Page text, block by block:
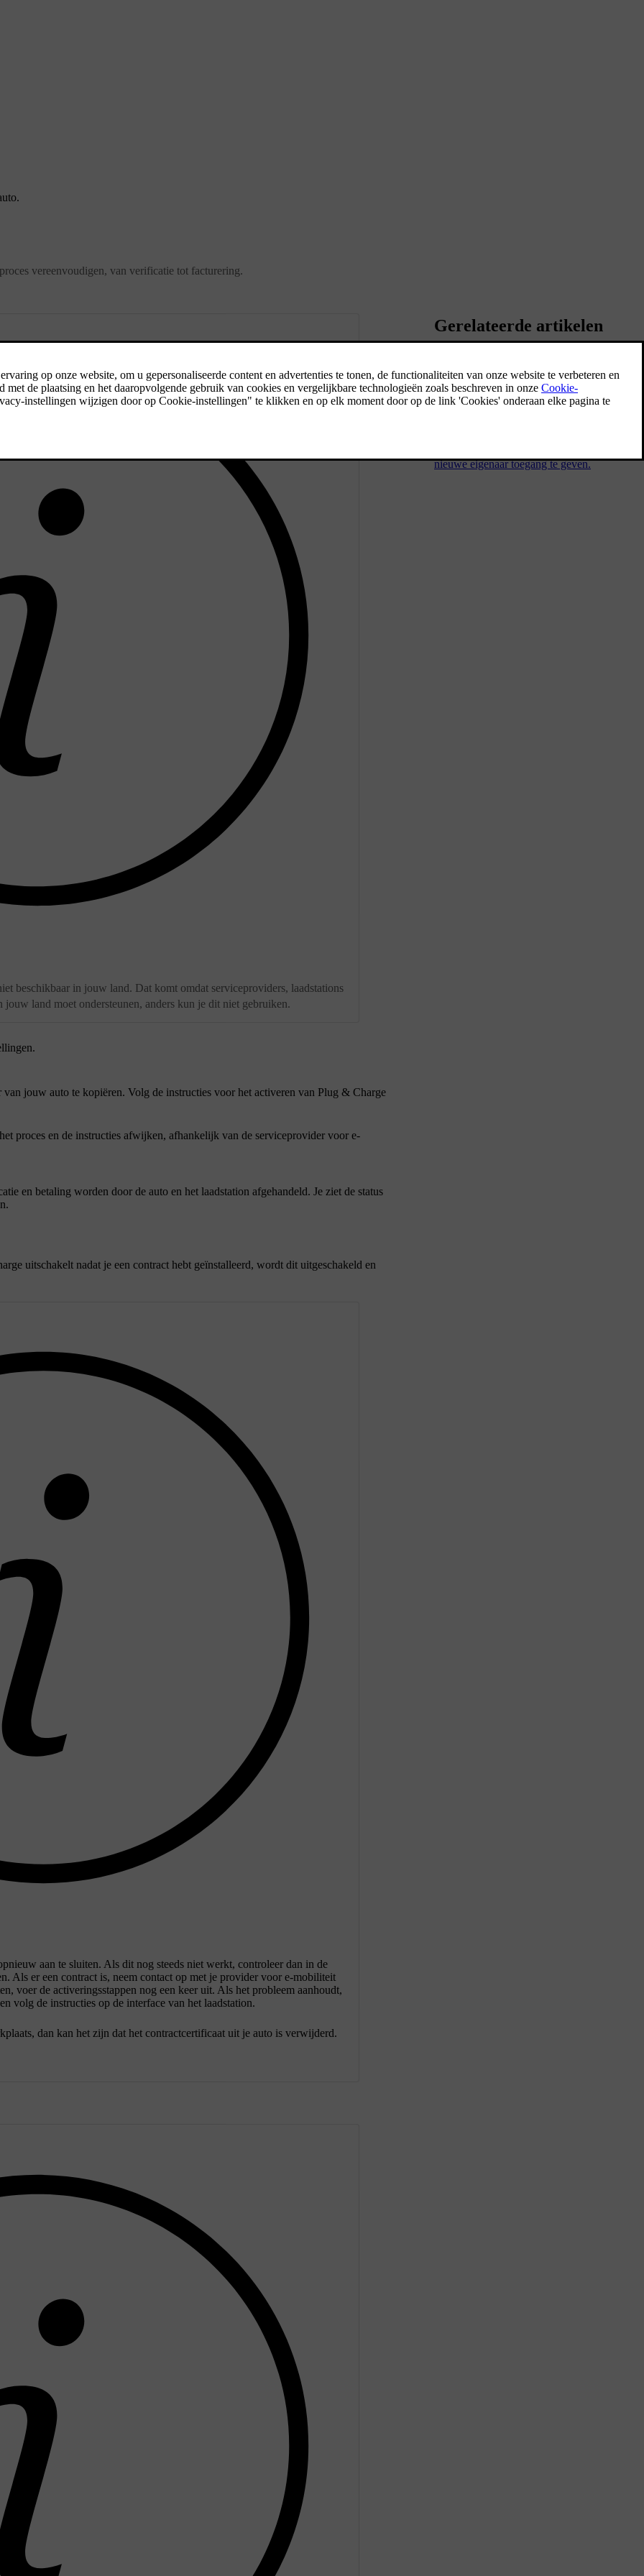
vereenvoudigen, van verificatie tot facturering.
beschikbaar in jouw land. Dat komt omdat serviceproviders, laadstations
land moet ondersteunen, anders kun je dit niet gebruiken.
.
van jouw auto te kopiëren. Volg de instructies voor het activeren van Plug & Charge
proces en de instructies afwijken, afhankelijk van de serviceprovider voor e-
en betaling worden door de auto en het laadstation afgehandeld. Je ziet de status
uitschakelt nadat je een contract hebt geïnstalleerd, wordt dit uitgeschakeld en
aan te sluiten. Als dit nog steeds niet werkt, controleer dan in de
Als er een contract is, neem contact op met je provider voor e-mobiliteit
voer de activeringsstappen nog een keer uit. Als het probleem aanhoudt,
volg de instructies op de interface van het laadstation.
dan kan het zijn dat het contractcertificaat uit je auto is verwijderd.
Gerelateerde artikelen
Een nieuwe eigenaar
De bestuurder van de auto moet bij Volvo
nieuwe eigenaar toegang te geven.